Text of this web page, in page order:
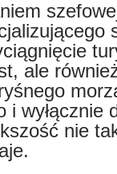
ale
i wyłącznie
nie